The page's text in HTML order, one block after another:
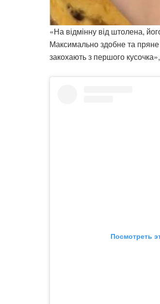
«На відмінну від штолена,
Максимально здобне та пряне
закохають з першого
Посмотреть